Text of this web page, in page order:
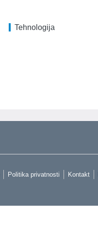
Tehnologija
Politika privatnosti Kontakt